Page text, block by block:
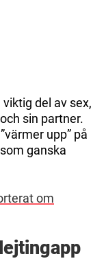
del av sex,
sin partner.
upp” på
ganska
om